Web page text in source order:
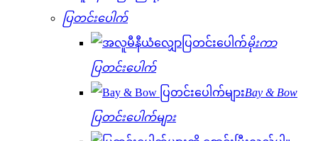
ပြတင်းပေါက်
မိုးကာ
ပြတင်းပေါက်
Bay & Bow
ပြတင်းပေါက်များ